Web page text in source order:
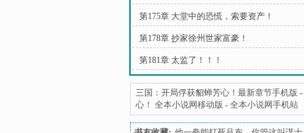
第175章 大堂中的恐慌，索要资产！
第178章 抄家徐州世家富豪！
第181章 太监了！！！
三国：开局俘获貂蝉芳心！最新章节手机版 -
心！ 全本小说网移动版 - 全本小说网手机站